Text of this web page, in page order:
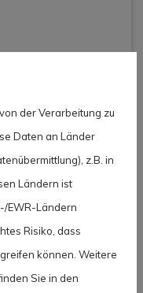
der Verarbeitung zu
Daten an Länder
z.B. in
Ländern ist
EWR-Ländern
Risiko, dass
können. Weitere
Sie in den